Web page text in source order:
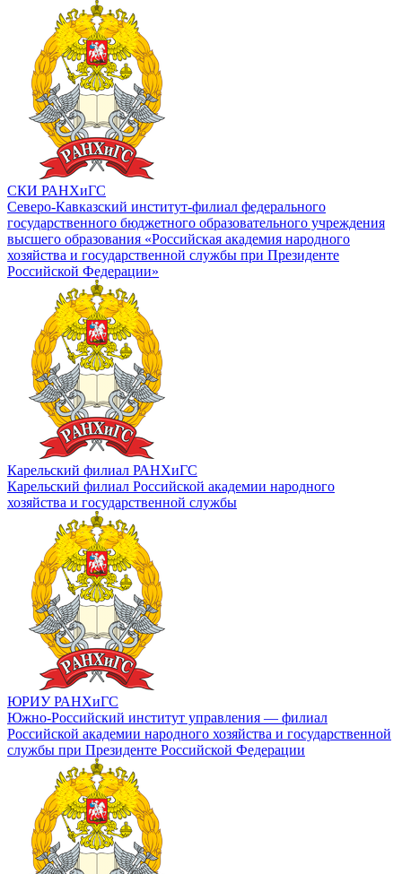
СКИ РАНХиГС
Северо-Кавказский институт-филиал федерального
государственного бюджетного образовательного учреждения
высшего образования «Российская академия народного
хозяйства и государственной службы при Президенте
Российской Федерации»
Карельский филиал РАНХиГС
Карельский филиал Российской академии народного
хозяйства и государственной службы
ЮРИУ РАНХиГС
Южно-Российский институт управления — филиал
Российской академии народного хозяйства и государственной
службы при Президенте Российской Федерации